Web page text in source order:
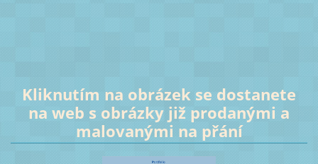
Kliknutím na obrázek se dostanete
na web s obrázky již prodanými a
malovanými na přání